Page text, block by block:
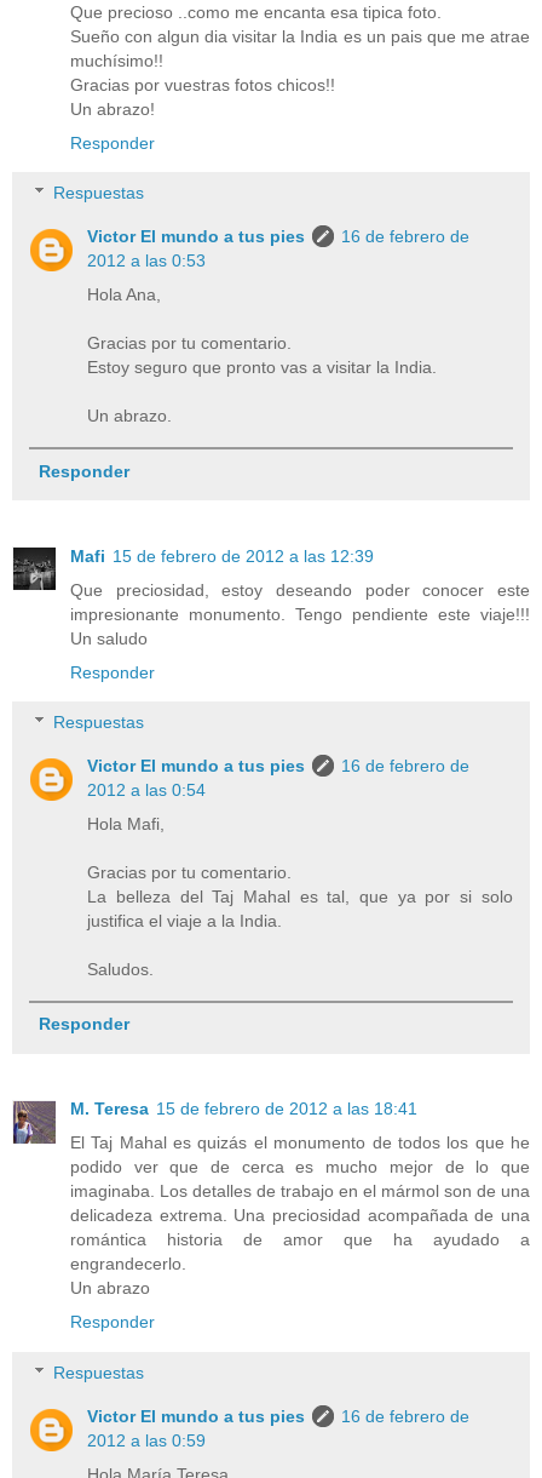
Que precioso ..como me encanta esa tipica foto.
Sueño con algun dia visitar la India es un pais que me atrae
muchísimo!!
Gracias por vuestras fotos chicos!!
Un abrazo!
Responder
Respuestas
Victor El mundo a tus pies
16 de febrero de
2012 a las 0:53
Hola Ana,
Gracias por tu comentario.
Estoy seguro que pronto vas a visitar la India.
Un abrazo.
Responder
Mafi 15 de febrero de 2012 a las 12:39
Que preciosidad, estoy deseando poder conocer este
impresionante monumento. Tengo pendiente este viaje!!!
Un saludo
Responder
Respuestas
Victor El mundo a tus pies
16 de febrero de
2012 a las 0:54
Hola Mafi,
Gracias por tu comentario.
La belleza del Taj Mahal es tal, que ya por si solo
justifica el viaje a la India.
Saludos.
Responder
M. Teresa 15 de febrero de 2012 a las 18:41
El Taj Mahal es quizás el monumento de todos los que he
podido ver que de cerca es mucho mejor de lo que
imaginaba. Los detalles de trabajo en el mármol son de una
delicadeza extrema. Una preciosidad acompañada de una
romántica historia de amor que ha ayudado a
engrandecerlo.
Un abrazo
Responder
Respuestas
Victor El mundo a tus pies
16 de febrero de
2012 a las 0:59